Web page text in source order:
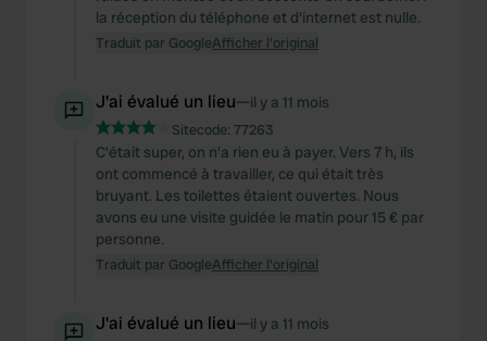
la réception du téléphone et d'internet est nulle.
Traduit par GoogleAfficher l'original
J'ai évalué un lieu—il y a 11 mois
Sitecode: 77263
C'était super, on n'a rien eu à payer. Vers 7 h, ils
ont commencé à travailler, ce qui était très
bruyant. Les toilettes étaient ouvertes. Nous
avons eu une visite guidée le matin pour 15 € par
personne.
Traduit par GoogleAfficher l'original
J'ai évalué un lieu—il y a 11 mois